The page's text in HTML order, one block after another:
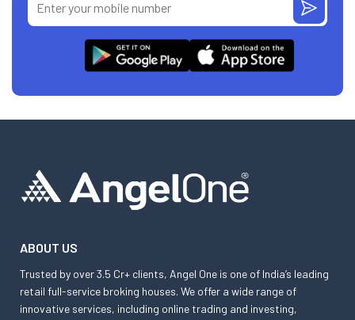
ABOUT US
Trusted by over 3.5 Cr+ clients, Angel One is one of India’s leading
retail full-service broking houses. We offer a wide range of
innovative services, including online trading and investing,